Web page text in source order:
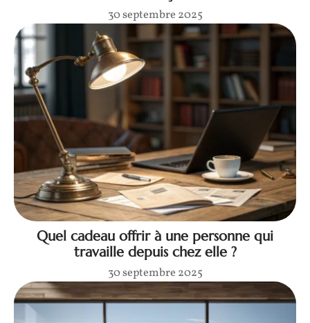
30 septembre 2025
Quel cadeau offrir à une personne qui
travaille depuis chez elle ?
30 septembre 2025